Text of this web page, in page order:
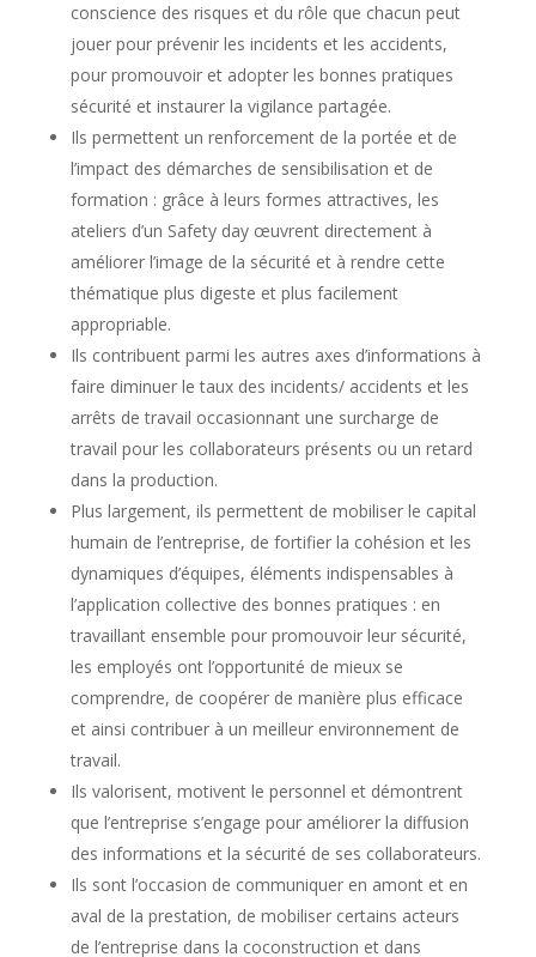
conscience des risques et du rôle que chacun peut
jouer pour prévenir les incidents et les accidents,
pour promouvoir et adopter les bonnes pratiques
sécurité et instaurer la vigilance partagée.
Ils permettent un renforcement de la portée et de
l’impact des démarches de sensibilisation et de
formation : grâce à leurs formes attractives, les
ateliers d’un Safety day œuvrent directement à
améliorer l’image de la sécurité et à rendre cette
thématique plus digeste et plus facilement
appropriable.
Ils contribuent parmi les autres axes d’informations à
faire diminuer le taux des incidents/ accidents et les
arrêts de travail occasionnant une surcharge de
travail pour les collaborateurs présents ou un retard
dans la production.
Plus largement, ils permettent de mobiliser le capital
humain de l’entreprise, de fortifier la cohésion et les
dynamiques d’équipes, éléments indispensables à
l’application collective des bonnes pratiques : en
travaillant ensemble pour promouvoir leur sécurité,
les employés ont l’opportunité de mieux se
comprendre, de coopérer de manière plus efficace
et ainsi contribuer à un meilleur environnement de
travail.
Ils valorisent, motivent le personnel et démontrent
que l’entreprise s’engage pour améliorer la diffusion
des informations et la sécurité de ses collaborateurs.
Ils sont l’occasion de communiquer en amont et en
aval de la prestation, de mobiliser certains acteurs
de l’entreprise dans la coconstruction et dans